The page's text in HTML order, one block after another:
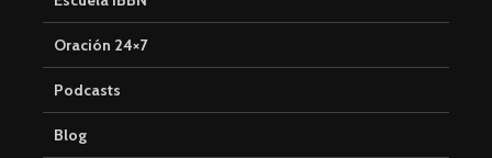
Oración 24×7
Podcasts
Blog